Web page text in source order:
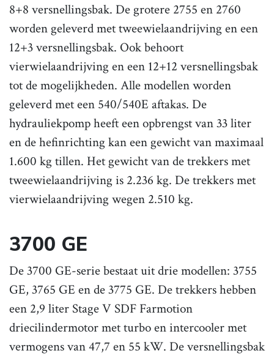
8+8 versnellingsbak. De grotere 2755 en 2760
worden geleverd met tweewielaandrijving en een
12+3 versnellingsbak. Ook behoort
vierwielaandrijving en een 12+12 versnellingsbak
tot de mogelijkheden. Alle modellen worden
geleverd met een 540/540E aftakas. De
hydrauliekpomp heeft een opbrengst van 33 liter
en de hefinrichting kan een gewicht van maximaal
1.600 kg tillen. Het gewicht van de trekkers met
tweewielaandrijving is 2.236 kg. De trekkers met
vierwielaandrijving wegen 2.510 kg.
3700 GE
De 3700 GE-serie bestaat uit drie modellen: 3755
GE, 3765 GE en de 3775 GE. De trekkers hebben
een 2,9 liter Stage V SDF Farmotion
driecilindermotor met turbo en intercooler met
vermogens van 47,7 en 55 kW. De versnellingsbak